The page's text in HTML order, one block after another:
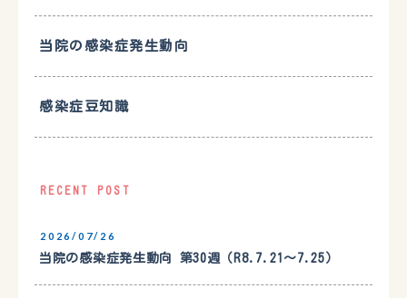
当院の感染症発生動向
感染症豆知識
RECENT POST
2026/07/26
当院の感染症発生動向 第30週（R8.7.21〜7.25）